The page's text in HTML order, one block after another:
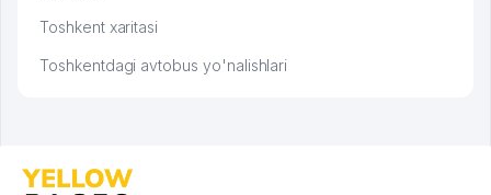
Toshkent xaritasi
Toshkentdagi avtobus yo'nalishlari